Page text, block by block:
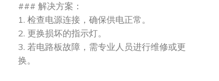
### 解决方案：
1. 检查电源连接，确保供电正常。
2. 更换损坏的指示灯。
3. 若电路板故障，需专业人员进行维修或更
换。